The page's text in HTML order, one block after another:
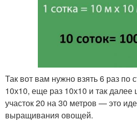
Так вот вам нужно взять 6 раз по
10х10, еще раз 10х10 и так далее
участок 20 на 30 метров — это
выращивания овощей.